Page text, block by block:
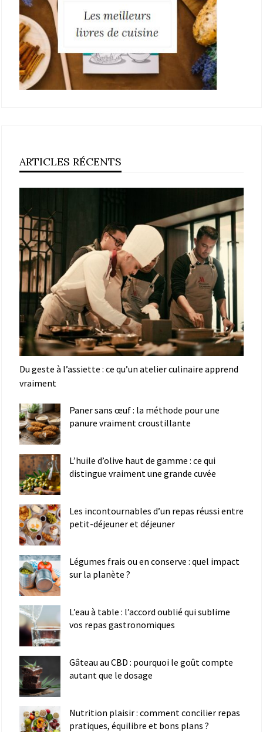
ARTICLES RÉCENTS
Du geste à l’assiette : ce qu’un atelier culinaire apprend
vraiment
Paner sans œuf : la méthode pour une
panure vraiment croustillante
L’huile d’olive haut de gamme : ce qui
distingue vraiment une grande cuvée
Les incontournables d’un repas réussi entre
petit-déjeuner et déjeuner
Légumes frais ou en conserve : quel impact
sur la planète ?
L’eau à table : l’accord oublié qui sublime
vos repas gastronomiques
Gâteau au CBD : pourquoi le goût compte
autant que le dosage
Nutrition plaisir : comment concilier repas
pratiques, équilibre et bons plans ?